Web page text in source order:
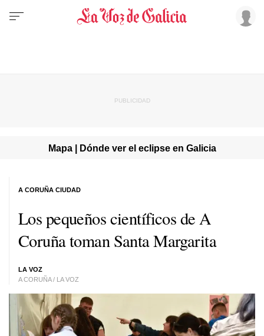
Mapa | Dónde ver el eclipse en Galicia
Los pequeños científicos de A
Coruña toman Santa Margarita
LA VOZ
A CORUÑA / LA VOZ
A CORUÑA CIUDAD